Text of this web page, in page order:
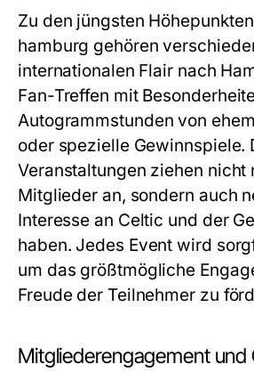
Zu den jüngsten
hamburg gehören
internationalen Flair nach
Fan-Treffen mit
Autogrammstunden von
oder spezielle Gewinnspiele.
Veranstaltungen ziehen nicht
Mitglieder an, sondern auch
Interesse an Celtic und der
haben. Jedes Event wird
um das größtmögliche
Freude der Teilnehmer zu
Mitgliederengagement